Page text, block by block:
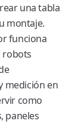
una tabla
montaje.
funciona
robots
medición en
como
paneles